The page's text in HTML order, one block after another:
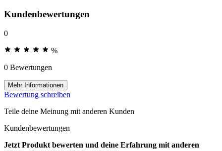
Kundenbewertungen
0
%
0 Bewertungen
Mehr Informationen
Bewertung schreiben
Teile deine Meinung mit anderen Kunden
Kundenbewertungen
Jetzt Produkt bewerten und deine Erfahrung mit anderen